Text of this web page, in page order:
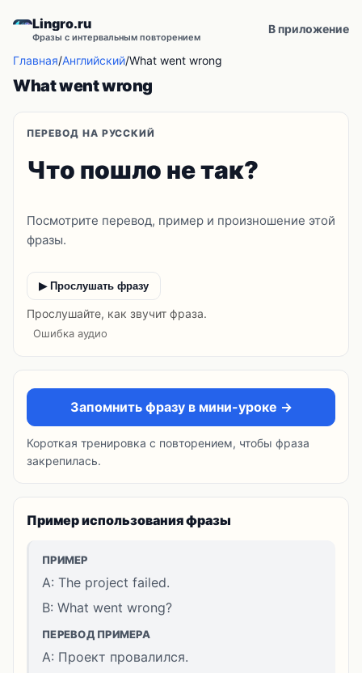
Lingro.ru
Фразы с интервальным повторением
В приложение
Главная/Английский/What went wrong
What went wrong
ПЕРЕВОД НА РУССКИЙ
Что пошло не так?
Посмотрите перевод, пример и произношение этой
фразы.
▶ Прослушать фразу
Прослушайте, как звучит фраза.
Ошибка аудио
Запомнить фразу в мини-уроке →
Короткая тренировка с повторением, чтобы фраза
закрепилась.
Пример использования фразы
ПРИМЕР
A: The project failed.
B: What went wrong?
ПЕРЕВОД ПРИМЕРА
A: Проект провалился.